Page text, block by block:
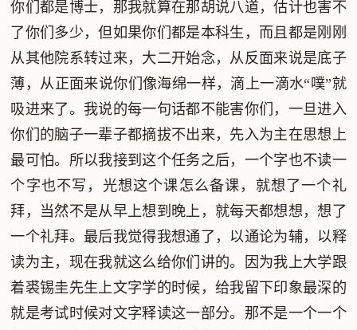
你们都是博士，那我就算在那胡说八道，估计也害不
了你们多少，但如果你们都是本科生，而且都是刚刚
从其他院系转过来，大二开始念，从反面来说是底子
薄，从正面来说你们像海绵一样，滴上一滴水“噗”就
吸进来了。我说的每一句话都不能害你们，一旦进入
你们的脑子一辈子都摘拔不出来，先入为主在思想上
最可怕。所以我接到这个任务之后，一个字也不读一
个字也不写，光想这个课怎么备课，就想了一个礼
拜，当然不是从早上想到晚上，就每天都想想，想了
一个礼拜。最后我觉得我想通了，以通论为辅，以释
读为主，现在我就这么给你们讲的。因为我上大学跟
着裘锡圭先生上文字学的时候，给我留下印象最深的
就是考试时候对文字释读这一部分。那不是一个一个